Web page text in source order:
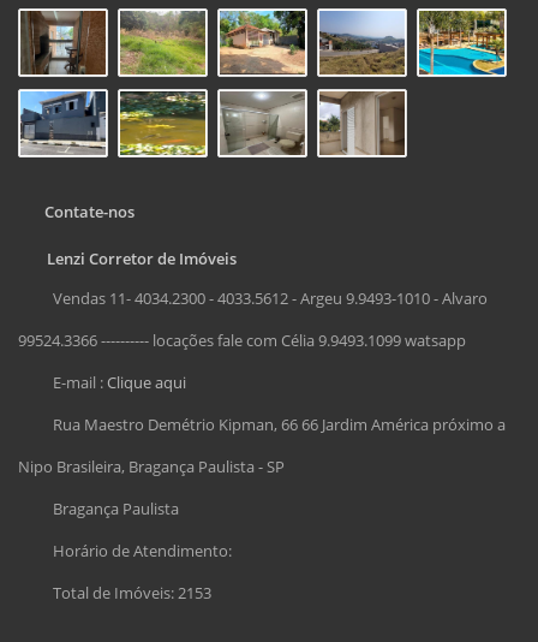
Contate-nos
Lenzi Corretor de Imóveis
Vendas 11- 4034.2300 - 4033.5612 - Argeu 9.9493-1010 - Alvaro
99524.3366 ---------- locações fale com Célia 9.9493.1099 watsapp
E-mail :Clique aqui
Rua Maestro Demétrio Kipman, 66 66 Jardim América próximo a
Nipo Brasileira, Bragança Paulista - SP
Bragança Paulista
Horário de Atendimento:
Total de Imóveis: 2153